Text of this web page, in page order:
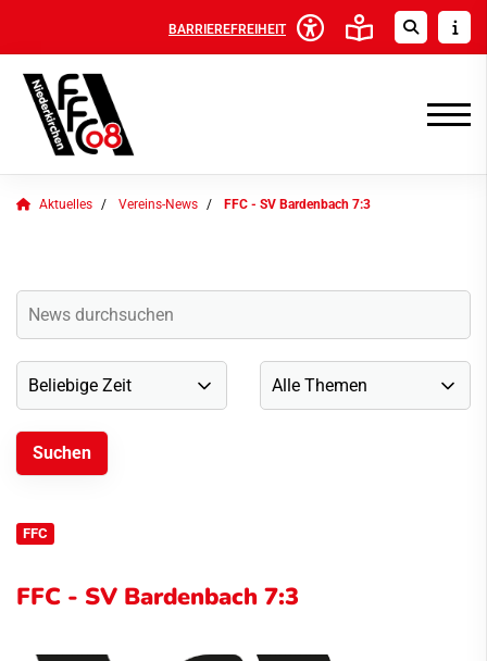
BARRIEREFREIHEIT
Aktuelles Vereins-News FFC - SV Bardenbach 7:3
FFC
FFC - SV Bardenbach 7:3